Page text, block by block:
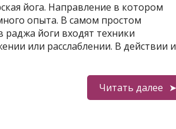
йога. Направление в котором
опыта. В самом простом
йоги входят техники
или расслаблении. В действии и
Читать далее